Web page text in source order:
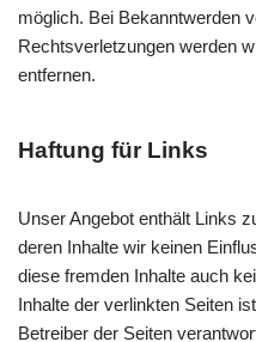
möglich. Bei Bekanntwerden
Rechtsverletzungen werden
entfernen.
Haftung für Links
Unser Angebot enthält Links
deren Inhalte wir keinen
diese fremden Inhalte auch
Inhalte der verlinkten Seiten
Betreiber der Seiten